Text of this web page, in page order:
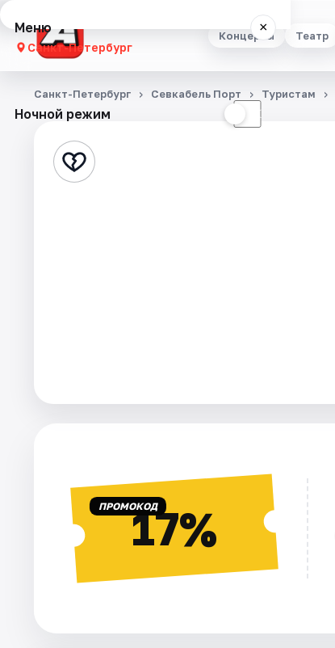
Концерты Театр
Меню ×
Санкт-Петербург
Концерты
Стендап
Города
Рейтинги
Ночной режим ☾
Санкт-Петербург Севкабель Порт Туристам
ПРОМОКОД17%